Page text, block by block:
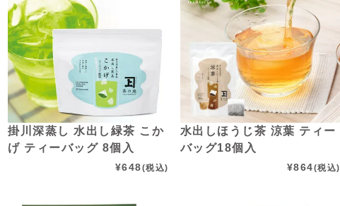
掛川深蒸し 水出し緑茶 こか
げ ティーバッグ 8個入
¥648(税込)
水出しほうじ茶 涼葉 ティー
バッグ18個入
¥864(税込)